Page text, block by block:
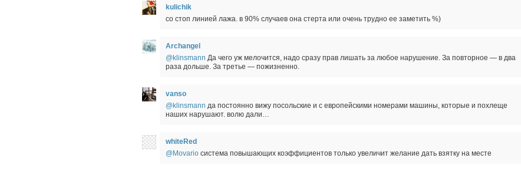
kulichik
со стоп линией лажа. в 90% случаев она стерта или очень трудно ее заметить %)
Archangel
@klinsmann Да чего уж мелочится, надо сразу прав лишать за любое нарушение. За повторное — в два
раза дольше. За третье — пожизненно.
vanso
@klinsmann да постоянно вижу посольские и с европейскими номерами машины, которые и похлеще
наших нарушают. волю дали…
whiteRed
@Movario система повышающих коэффициентов только увеличит желание дать взятку на месте